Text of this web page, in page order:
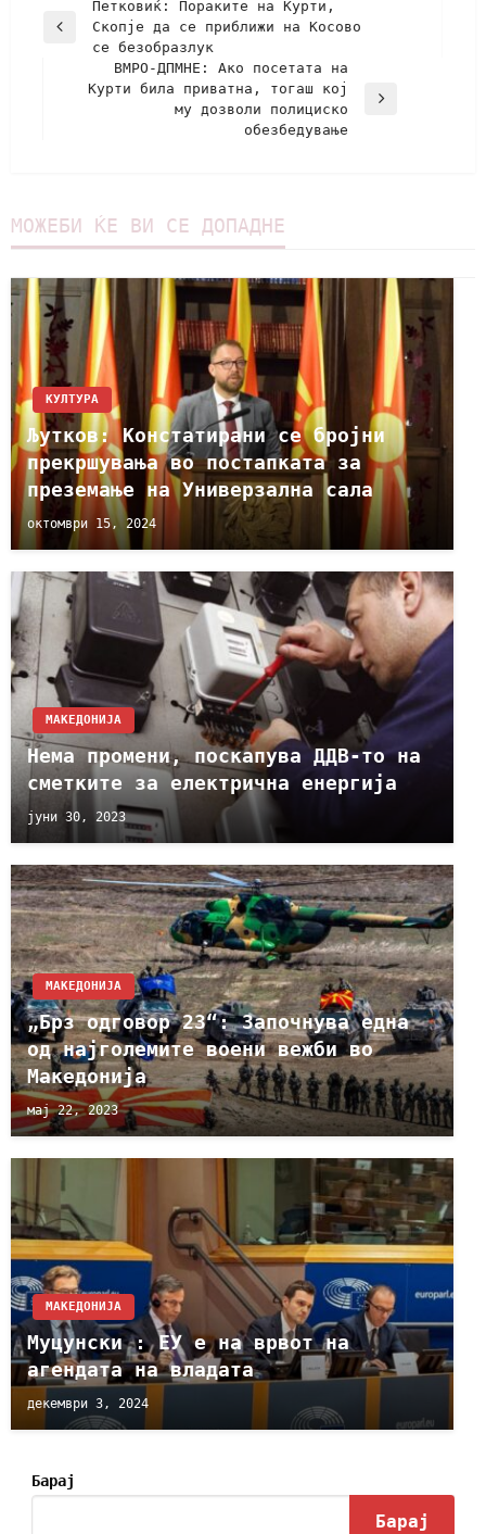
Петковиќ: Пораките на Курти,
Скопје да се приближи на Косово
се безобразлук
ВМРО-ДПМНЕ: Ако посетата на
Курти била приватна, тогаш кој
му дозволи полициско
обезбедување
МОЖЕБИ ЌЕ ВИ СЕ ДОПАДНЕ
КУЛТУРА
Љутков: Констатирани се бројни
прекршувања во постапката за
преземање на Универзална сала
октомври 15, 2024
МАКЕДОНИЈА
Нема промени, поскапува ДДВ-то на
сметките за електрична енергија
јуни 30, 2023
МАКЕДОНИЈА
„Брз одговор 23“: Започнува една
од најголемите воени вежби во
Македонија
мај 22, 2023
МАКЕДОНИЈА
Муцунски : ЕУ е на врвот на
агендата на владата
декември 3, 2024
Барај
Барај